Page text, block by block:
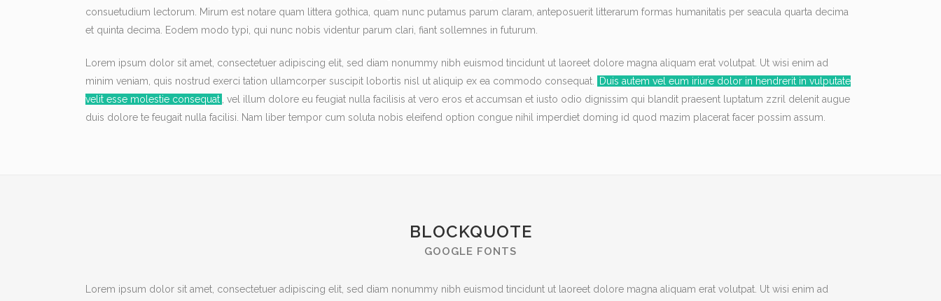
consuetudium lectorum. Mirum est notare quam littera gothica, quam nunc putamus parum claram, anteposuerit litterarum formas humanitatis per seacula quarta decima
et quinta decima. Eodem modo typi, qui nunc nobis videntur parum clari, fiant sollemnes in futurum.
Lorem ipsum dolor sit amet, consectetuer adipiscing elit, sed diam nonummy nibh euismod tincidunt ut laoreet dolore magna aliquam erat volutpat. Ut wisi enim ad
minim veniam, quis nostrud exerci tation ullamcorper suscipit lobortis nisl ut aliquip ex ea commodo consequat.
Duis autem vel eum iriure dolor in hendrerit in vulputate
velit esse molestie consequat
, vel illum dolore eu feugiat nulla facilisis at vero eros et accumsan et iusto odio dignissim qui blandit praesent luptatum zzril delenit augue
duis dolore te feugait nulla facilisi. Nam liber tempor cum soluta nobis eleifend option congue nihil imperdiet doming id quod mazim placerat facer possim assum.
BLOCKQUOTE
GOOGLE FONTS
Lorem ipsum dolor sit amet, consectetuer adipiscing elit, sed diam nonummy nibh euismod tincidunt ut laoreet dolore magna aliquam erat volutpat. Ut wisi enim ad